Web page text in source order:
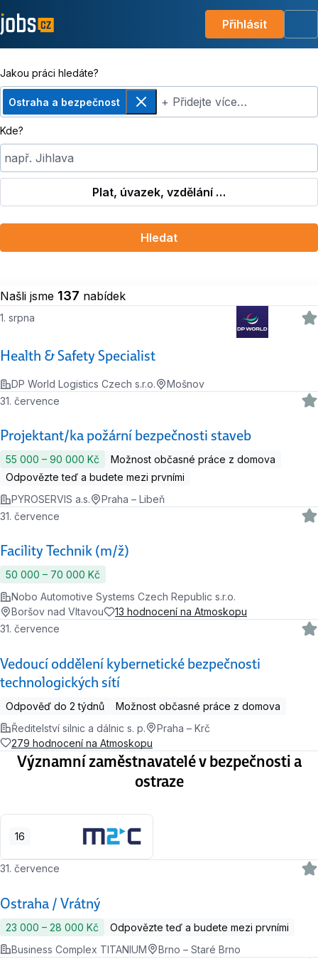
Přihlásit
Jakou práci hledáte?
Ostraha a bezpečnost
Odebrat+ Přidejte více…
Kde?
např. Jihlava
Plat, úvazek, vzdělání …
Hledat
Našli jsme 137 nabídek
Health & Safety Specialist
1. srpna
DP World Logistics Czech s.r.o. Mošnov
Projektant/ka požární bezpečnosti staveb
31. července
55 000 ‍–‍ 90 000 Kč
Možnost občasné práce z domova
Odpovězte teď a budete mezi prvními
PYROSERVIS a.s.
Praha – Libeň
Facility Technik (m/ž)
31. července
50 000 ‍–‍ 70 000 Kč
Nobo Automotive Systems Czech Republic s.r.o.
Boršov nad Vltavou
13 hodnocení na Atmoskopu
Vedoucí oddělení kybernetické bezpečnosti
technologických sítí
31. července
Odpověď do 2 týdnů
Možnost občasné práce z domova
Ředitelství silnic a dálnic s. p.
Praha – Krč
279 hodnocení na Atmoskopu
Významní zaměstnavatelé v bezpečnosti a
ostraze
16
Ostraha / Vrátný
31. července
23 000 ‍–‍ 28 000 Kč
Odpovězte teď a budete mezi prvními
Business Complex TITANIUM
Brno – Staré Brno